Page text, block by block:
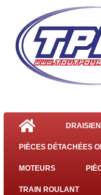
PIÈCES DÉTACHÉES
MOTEURS
TRAIN ROULANT